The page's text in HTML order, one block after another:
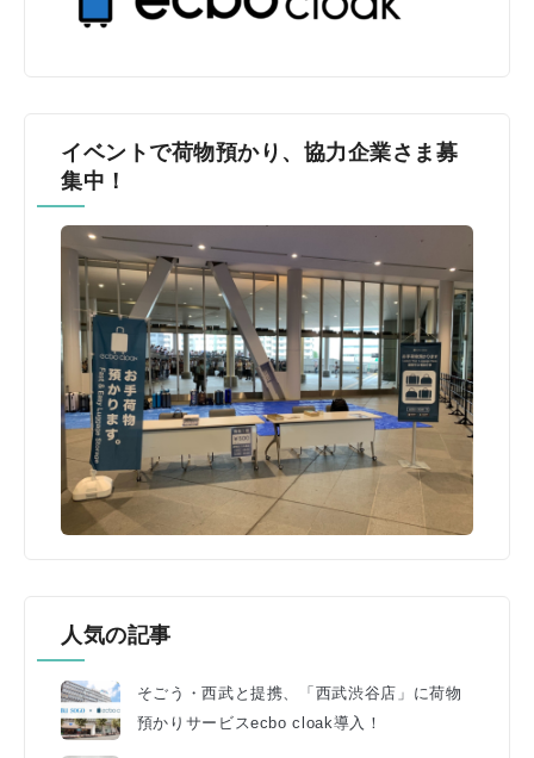
イベントで荷物預かり、協力企業さま募
集中！
人気の記事
そごう・西武と提携、「西武渋谷店」に荷物
預かりサービスecbo cloak導入！